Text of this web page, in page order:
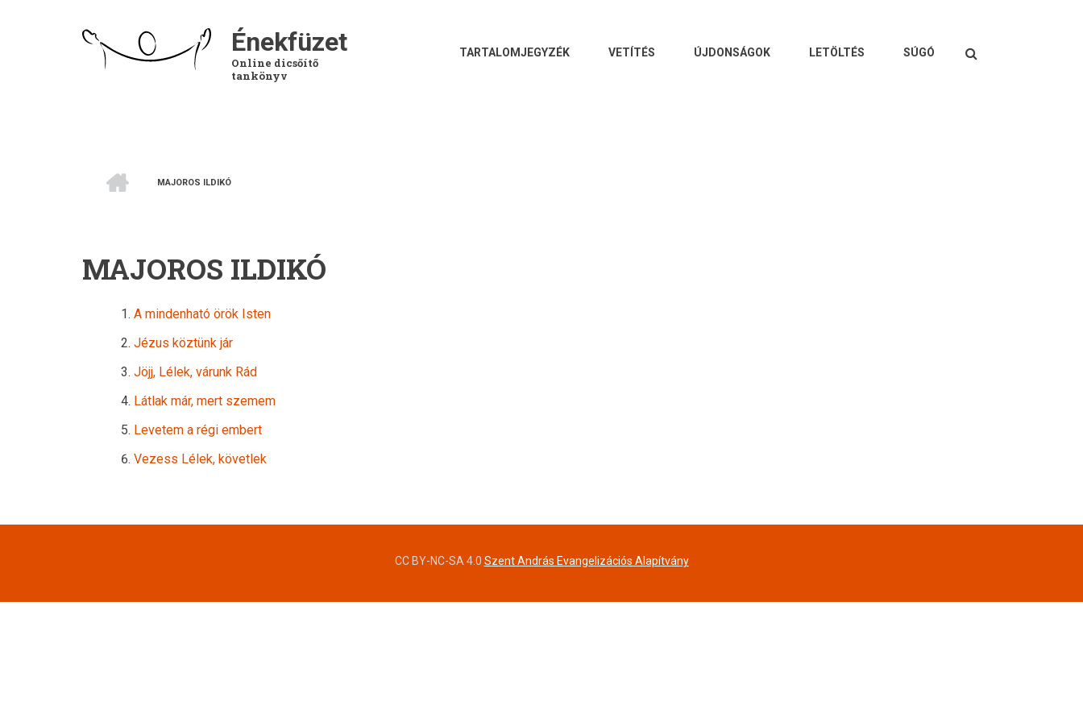
Énekfüzet
Online dicsőítő
tankönyv
Keresés
TARTALOMJEGYZÉK VETÍTÉS ÚJDONSÁGOK LETÖLTÉS SÚGÓ
MAJOROS ILDIKÓ
MAJOROS ILDIKÓ
A mindenható örök Isten
Jézus köztünk jár
Jöjj, Lélek, várunk Rád
Látlak már, mert szemem
Levetem a régi embert
Vezess Lélek, követlek
CC BY-NC-SA 4.0 Szent András Evangelizációs Alapítvány